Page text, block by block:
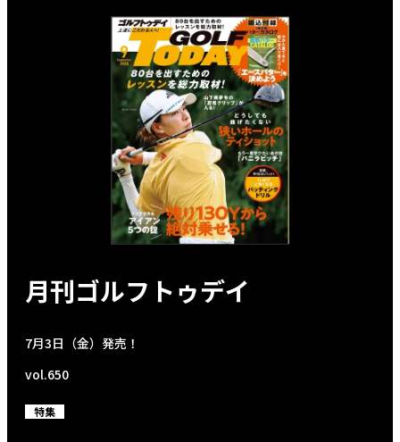
月刊ゴルフトゥデイ
7月3日（金）発売！
vol.650
特集